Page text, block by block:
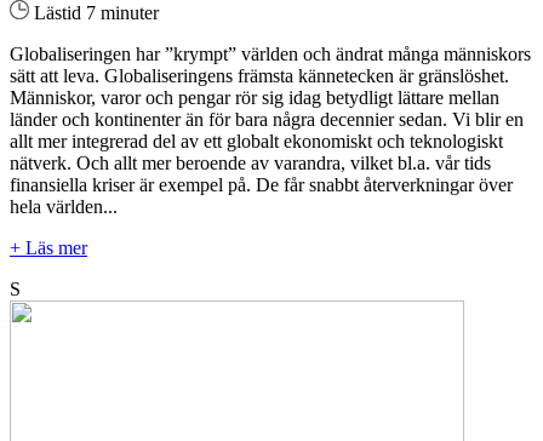
Lästid 7 minuter
Globaliseringen har ”krympt” världen och ändrat många människors
sätt att leva. Globaliseringens främsta kännetecken är gränslöshet.
Människor, varor och pengar rör sig idag betydligt lättare mellan
länder och kontinenter än för bara några decennier sedan. Vi blir en
allt mer integrerad del av ett globalt ekonomiskt och teknologiskt
nätverk. Och allt mer beroende av varandra, vilket bl.a. vår tids
finansiella kriser är exempel på. De får snabbt återverkningar över
hela världen...
+ Läs mer
S